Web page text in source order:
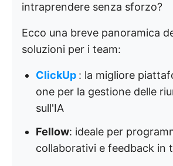
intraprendere senza sforzo?
Ecco una breve panoramica
soluzioni per i team:
ClickUp : la migliore
one per la gestione delle
sull'IA
Fellow: ideale per
collaborativi e feedback in